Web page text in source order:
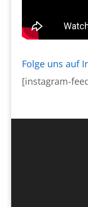
Folge uns auf
[instagram-